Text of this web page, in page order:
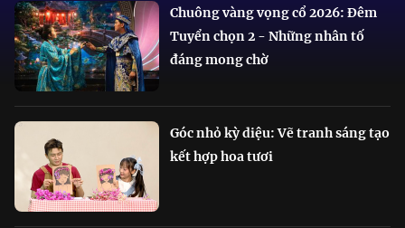
Chuông vàng vọng cổ 2026: Đêm
Tuyển chọn 2 - Những nhân tố
đáng mong chờ
Góc nhỏ kỳ diệu: Vẽ tranh sáng tạo
kết hợp hoa tươi